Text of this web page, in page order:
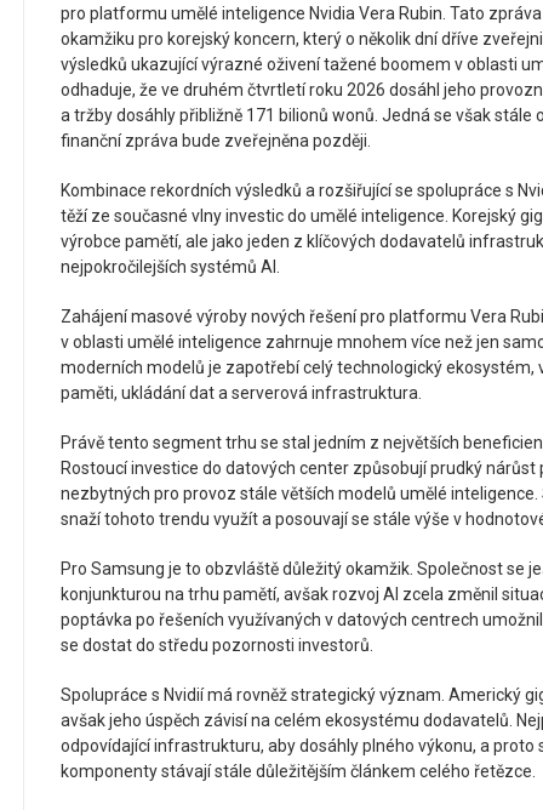
pro platformu umělé inteligence Nvidia Vera Rubin. Tato
okamžiku pro korejský koncern, který o několik dní dříve
výsledků ukazující výrazné oživení tažené boomem v oblasti
odhaduje, že ve druhém čtvrtletí roku 2026 dosáhl jeho
a tržby dosáhly přibližně 171 bilionů wonů. Jedná se však stále
finanční zpráva bude zveřejněna později.
Kombinace rekordních výsledků a rozšiřující se spolupráce s
těží ze současné vlny investic do umělé inteligence. Korejský
výrobce pamětí, ale jako jeden z klíčových dodavatelů
nejpokročilejších systémů AI.
Zahájení masové výroby nových řešení pro platformu Vera
v oblasti umělé inteligence zahrnuje mnohem více než jen
moderních modelů je zapotřebí celý technologický ekosystém,
paměti, ukládání dat a serverová infrastruktura.
Právě tento segment trhu se stal jedním z největších
Rostoucí investice do datových center způsobují prudký
nezbytných pro provoz stále větších modelů umělé
snaží tohoto trendu využít a posouvají se stále výše v
Pro Samsung je to obzvláště důležitý okamžik. Společnost se
konjunkturou na trhu pamětí, avšak rozvoj AI zcela změnil
poptávka po řešeních využívaných v datových centrech
se dostat do středu pozornosti investorů.
Spolupráce s Nvidií má rovněž strategický význam. Americký
avšak jeho úspěch závisí na celém ekosystému dodavatelů.
odpovídající infrastrukturu, aby dosáhly plného výkonu, a proto
komponenty stávají stále důležitějším článkem celého řetězce.